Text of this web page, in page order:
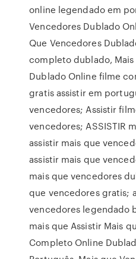
online legendado em
Vencedores Dublado
Que Vencedores
completo dublado,
Dublado Online filme
gratis assistir em
vencedores; Assistir
vencedores; ASSISTIR
assistir mais que
assistir mais que
mais que vencedores
que vencedores gratis;
vencedores legendado
mais que Assistir Mais
Completo Online